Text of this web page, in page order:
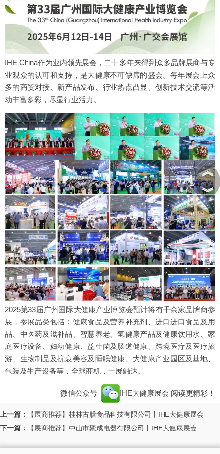
IHE China作为业内领先展会，二十多年来得到众多品牌展商与专
业观众的认可和支持，是大健康不可缺席的盛会。每年展会上众
多的商贸对接、新产品发布、行业热点凸显、创新技术交流等活
动丰富多彩，尽显行业活力。
2025第33届广州国际大健康产业博览会预计将有千余家品牌商参
展，参展品类包括：健康食品及营养补充剂、进口进口食品及用
品、中医药及滋补品、智慧养老、氢健康产品及健康饮用水、家
庭医疗设备、妇幼健康、益生菌及肠道健康、跨境医疗及医疗旅
游、生物制品及抗衰美容及睡眠健康、大健康产业园区及基地、
包装及生产设备等，全球商机，一展触达。
微信公众号 IHE大健康展会 阅读更精彩！
上一篇：
【展商推荐】桂林古膳食品科技有限公司丨IHE大健康展会
下一篇：
【展商推荐】中山市聚成电器有限公司丨IHE大健康展会
︽
︾